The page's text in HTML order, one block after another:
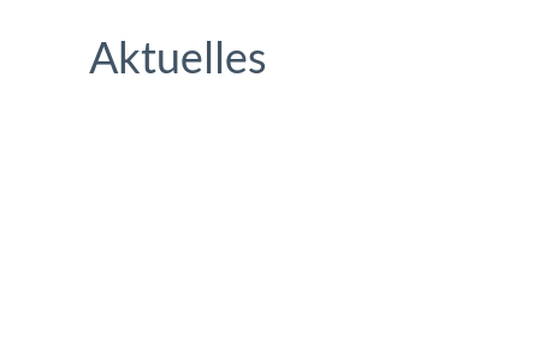
Aktuelles